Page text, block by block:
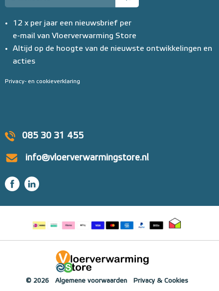
085 30 31 455
info@vloerverwarmingstore.nl
12 x per jaar een nieuwsbrief per
e-mail van Vloerverwarming Store
Altijd op de hoogte van de nieuwste ontwikkelingen en
acties
Privacy- en cookieverklaring
© 2026 Algemene voorwaarden Privacy & Cookies